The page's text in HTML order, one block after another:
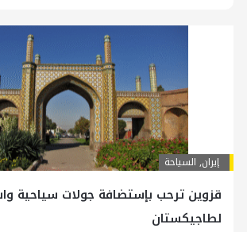
إيران, السياحة
قزوين ترحب بإستضافة جولات سياحية
لطاجيكستان